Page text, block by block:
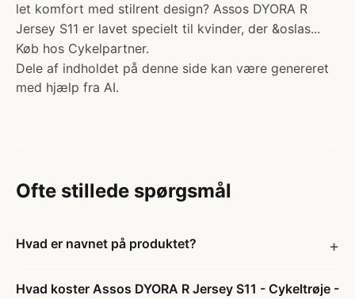
let komfort med stilrent design? Assos DYORA R
Jersey S11 er lavet specielt til kvinder, der &oslas...
Køb hos Cykelpartner.
Dele af indholdet på denne side kan være genereret
med hjælp fra AI.
Ofte stillede spørgsmål
Hvad er navnet på produktet?
Hvad koster Assos DYORA R Jersey S11 - Cykeltrøje -